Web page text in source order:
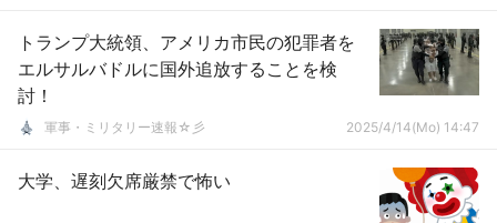
トランプ大統領、アメリカ市民の犯罪者を
エルサルバドルに国外追放することを検
討！
軍事・ミリタリー速報☆彡 2025/4/14(Mo) 14:47
大学、遅刻欠席厳禁で怖い